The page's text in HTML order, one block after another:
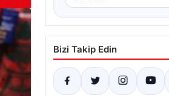
Bizi Takip Edin